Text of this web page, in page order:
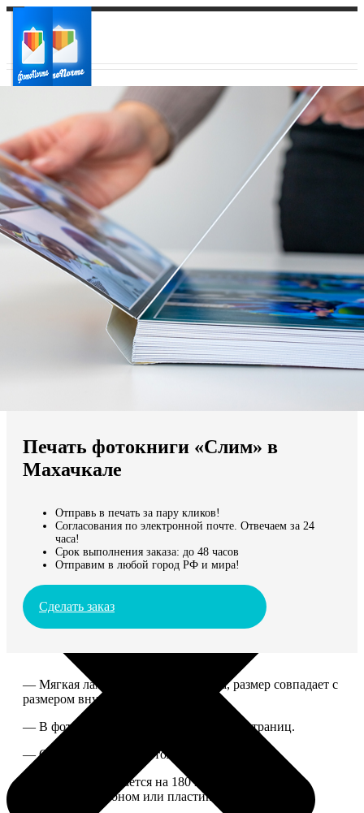
Ваш город:
Ваш регион доставки
Выберите из списка:
Мы доставляем по всему миру
Продолжить без города
Печать фотокниги «Слим» в
Махачкале
Отправь в печать за пару кликов!
Согласования по электронной почте. Отвечаем за 24
часа!
Срок выполнения заказа: до 48 часов
Отправим в любой город РФ и мира!
Сделать заказ
— Мягкая ламинированная обложка, размер совпадает с
размером внутреннего блока.
— В фотокниге может быть от 10 до 50 страниц.
— Страницы плотные, толщина 1 мм.
— Книга раскрывается на 180 градусов, развороты
укреплены картоном или пластиком.